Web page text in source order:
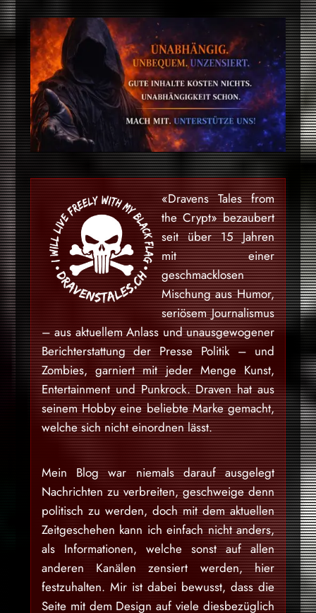
«Dravens Tales from
the Crypt» bezaubert
seit über 15 Jahren
mit einer
geschmacklosen
Mischung aus Humor,
seriösem Journalismus
– aus aktuellem Anlass und unausgewogener
Berichterstattung der Presse Politik – und
Zombies, garniert mit jeder Menge Kunst,
Entertainment und Punkrock. Draven hat aus
seinem Hobby eine beliebte Marke gemacht,
welche sich nicht einordnen lässt.
Mein Blog war niemals darauf ausgelegt
Nachrichten zu verbreiten, geschweige denn
politisch zu werden, doch mit dem aktuellen
Zeitgeschehen kann ich einfach nicht anders,
als Informationen, welche sonst auf allen
anderen Kanälen zensiert werden, hier
festzuhalten. Mir ist dabei bewusst, dass die
Seite mit dem Design auf viele diesbezüglich